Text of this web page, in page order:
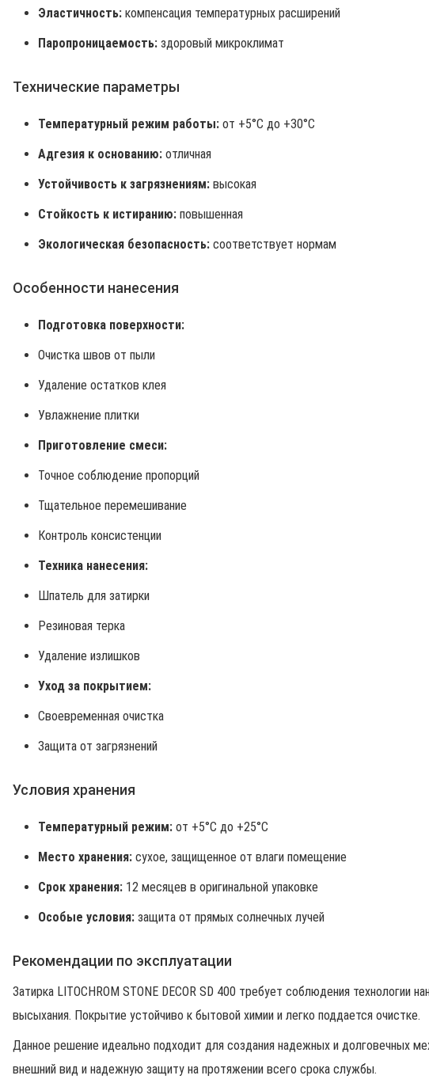
Эластичность: компенсация температурных расширений
Паропроницаемость: здоровый микроклимат
Технические параметры
Температурный режим работы: от +5°C до +30°C
Адгезия к основанию: отличная
Устойчивость к загрязнениям: высокая
Стойкость к истиранию: повышенная
Экологическая безопасность: соответствует нормам
Особенности нанесения
Подготовка поверхности:
Очистка швов от пыли
Удаление остатков клея
Увлажнение плитки
Приготовление смеси:
Точное соблюдение пропорций
Тщательное перемешивание
Контроль консистенции
Техника нанесения:
Шпатель для затирки
Резиновая терка
Удаление излишков
Уход за покрытием:
Своевременная очистка
Защита от загрязнений
Условия хранения
Температурный режим: от +5°C до +25°C
Место хранения: сухое, защищенное от влаги помещение
Срок хранения: 12 месяцев в оригинальной упаковке
Особые условия: защита от прямых солнечных лучей
Рекомендации по эксплуатации
Затирка LITOCHROM STONE DECOR SD 400 требует соблюдения технологии
высыхания. Покрытие устойчиво к бытовой химии и легко поддается очистке.
Данное решение идеально подходит для создания надежных и долговечных
внешний вид и надежную защиту на протяжении всего срока службы.